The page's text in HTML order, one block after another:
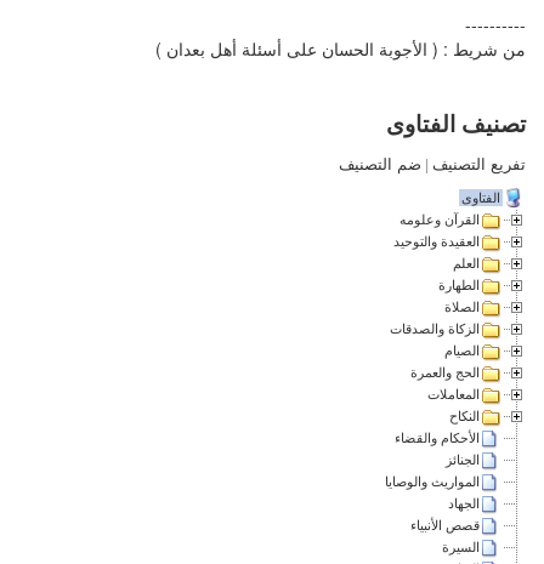
----------
من شريط : ( الأجوبة الحسان على أسئلة أهل بعدان )
تصنيف الفتاوى
تفريع التصنيف | ضم التصنيف
الفتاوى
القرآن وعلومه
العقيدة والتوحيد
العلم
الطهارة
الصلاة
الزكاة والصدقات
الصيام
الحج والعمرة
المعاملات
النكاح
الأحكام والقضاء
الجنائز
المواريث والوصايا
الجهاد
قصص الأنبياء
السيرة